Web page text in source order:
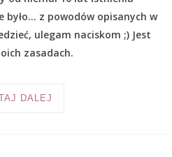
było… z powodów opisanych w
ulegam naciskom ;) Jest
zasadach.
DALEJ